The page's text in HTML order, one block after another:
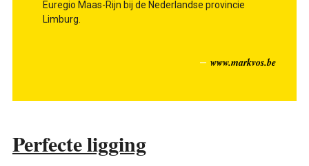
Euregio Maas-Rijn bij de Nederlandse provincie
Limburg.
www.markvos.be
Perfecte ligging